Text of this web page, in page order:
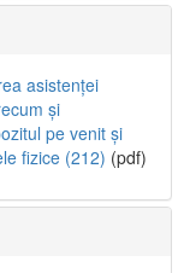
asistenței
și
pe venit și
fizice (212) (pdf)